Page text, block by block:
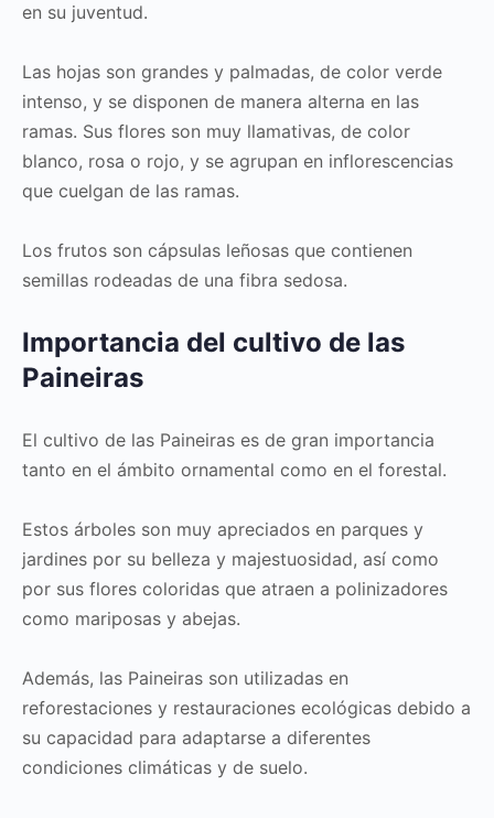
en su juventud.
Las hojas son grandes y palmadas, de color verde
intenso, y se disponen de manera alterna en las
ramas. Sus flores son muy llamativas, de color
blanco, rosa o rojo, y se agrupan en inflorescencias
que cuelgan de las ramas.
Los frutos son cápsulas leñosas que contienen
semillas rodeadas de una fibra sedosa.
Importancia del cultivo de las
Paineiras
El cultivo de las Paineiras es de gran importancia
tanto en el ámbito ornamental como en el forestal.
Estos árboles son muy apreciados en parques y
jardines por su belleza y majestuosidad, así como
por sus flores coloridas que atraen a polinizadores
como mariposas y abejas.
Además, las Paineiras son utilizadas en
reforestaciones y restauraciones ecológicas debido a
su capacidad para adaptarse a diferentes
condiciones climáticas y de suelo.